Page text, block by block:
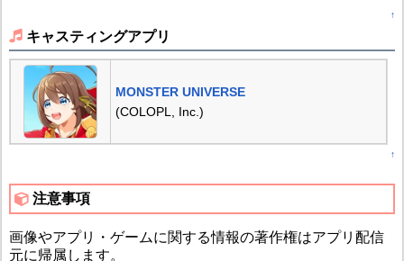
↑
キャスティングアプリ
MONSTER UNIVERSE
(COLOPL, Inc.)
↑
注意事項
画像やアプリ・ゲームに関する情報の著作権はアプリ配信
元に帰属します。